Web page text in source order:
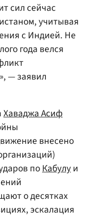
сил сейчас
учитывая
с Индией. Не
года велся
— заявил
Хаваджа Асиф
внесено
поКабулуи
о десятках
эскалация